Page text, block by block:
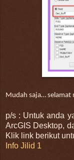
Mudah saja… selamat
p/s : Untuk anda
ArcGIS Desktop,
Klik link berikut
Info Jilid 1